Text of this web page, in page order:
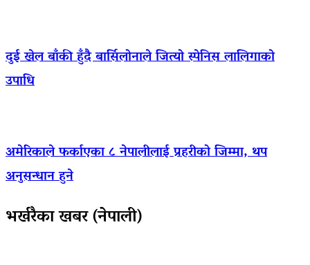
दुई खेल बाँकी हुँदै बार्सिलोनाले जित्यो स्पेनिस लालिगाको
उपाधि
अमेरिकाले फर्काएका ८ नेपालीलाई प्रहरीको जिम्मा, थप
अनुसन्धान हुने
भर्खरैका खबर (नेपाली)